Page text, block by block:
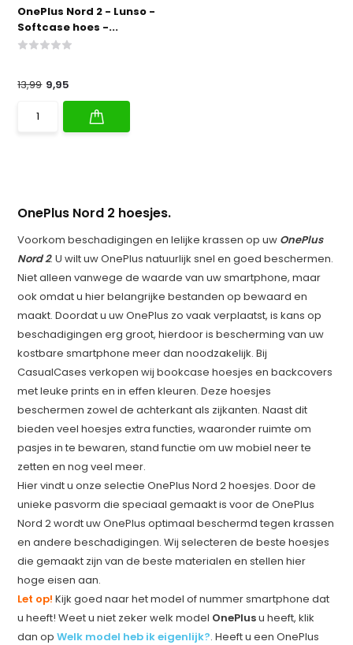
OnePlus Nord 2 - Lunso -
Softcase hoes -...
13,99 9,95
OnePlus Nord 2 hoesjes.
Voorkom beschadigingen en lelijke krassen op uw OnePlus
Nord 2. U wilt uw OnePlus natuurlijk snel en goed beschermen.
Niet alleen vanwege de waarde van uw smartphone, maar
ook omdat u hier belangrijke bestanden op bewaard en
maakt. Doordat u uw OnePlus zo vaak verplaatst, is kans op
beschadigingen erg groot, hierdoor is bescherming van uw
kostbare smartphone meer dan noodzakelijk. Bij
CasualCases verkopen wij bookcase hoesjes en backcovers
met leuke prints en in effen kleuren. Deze hoesjes
beschermen zowel de achterkant als zijkanten. Naast dit
bieden veel hoesjes extra functies, waaronder ruimte om
pasjes in te bewaren, stand functie om uw mobiel neer te
zetten en nog veel meer.
Hier vindt u onze selectie OnePlus Nord 2 hoesjes. Door de
unieke pasvorm die speciaal gemaakt is voor de OnePlus
Nord 2 wordt uw OnePlus optimaal beschermd tegen krassen
en andere beschadigingen. Wij selecteren de beste hoesjes
die gemaakt zijn van de beste materialen en stellen hier
hoge eisen aan.
Let op! Kijk goed naar het model of nummer smartphone dat
u heeft! Weet u niet zeker welk model OnePlusu heeft, klik
dan opWelk model heb ik eigenlijk?. Heeft u een OnePlus